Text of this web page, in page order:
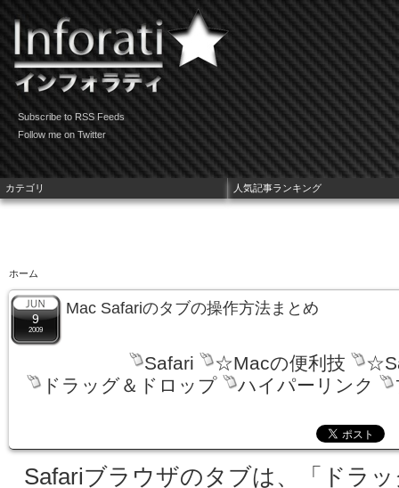
Subscribe to RSS Feeds
Follow me on Twitter
ホーム
9
2009
Mac Safariのタブの操作方法まとめ
Safari ☆Macの便利技
ドラッグ＆ドロップ
ハイパーリンク
Safariブラウザのタブは、「ドラ
カテゴリ 人気記事ランキング